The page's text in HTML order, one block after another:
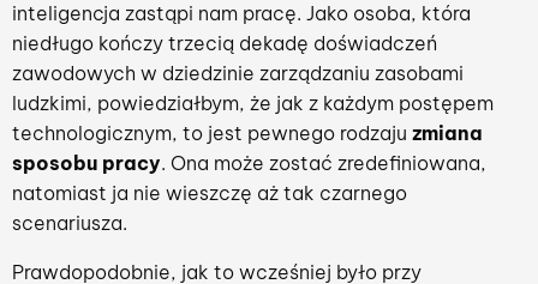
inteligencja zastąpi nam pracę. Jako osoba, która
niedługo kończy trzecią dekadę doświadczeń
zawodowych w dziedzinie zarządzaniu zasobami
ludzkimi, powiedziałbym, że jak z każdym postępem
technologicznym, to jest pewnego rodzaju zmiana
sposobu pracy. Ona może zostać zredefiniowana,
natomiast ja nie wieszczę aż tak czarnego
scenariusza.
Prawdopodobnie, jak to wcześniej było przy